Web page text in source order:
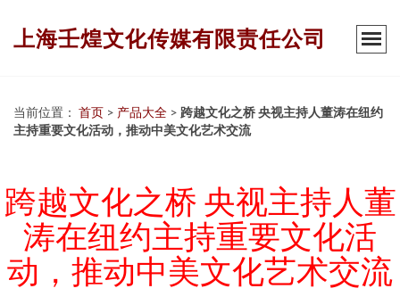
上海壬煌文化传媒有限责任公司
当前位置： 首页 > 产品大全 > 跨越文化之桥 央视主持人董涛在纽约
主持重要文化活动，推动中美文化艺术交流
跨越文化之桥 央视主持人董
涛在纽约主持重要文化活
动，推动中美文化艺术交流